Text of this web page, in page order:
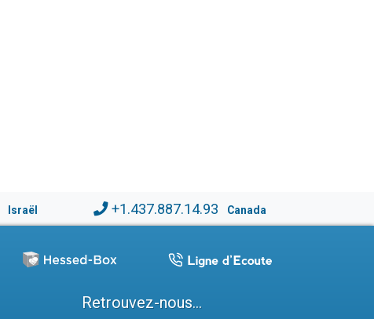
Israël +1.437.887.14.93 Canada
Retrouvez-nous...